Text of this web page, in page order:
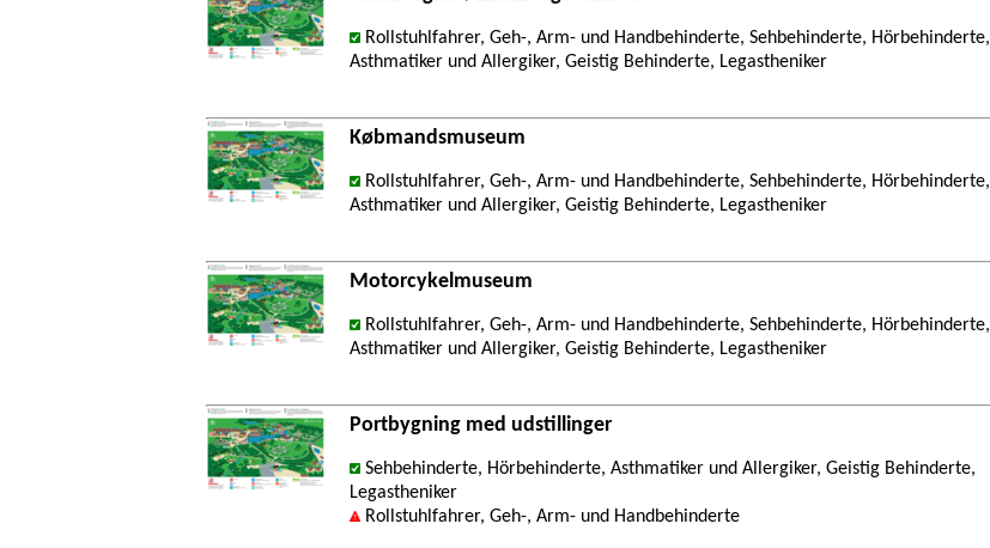
Rollstuhlfahrer, Geh-, Arm- und Handbehinderte, Sehbehinderte, Hörbehinderte,
Asthmatiker und Allergiker, Geistig Behinderte, Legastheniker
Købmandsmuseum
Rollstuhlfahrer, Geh-, Arm- und Handbehinderte, Sehbehinderte, Hörbehinderte,
Asthmatiker und Allergiker, Geistig Behinderte, Legastheniker
Motorcykelmuseum
Rollstuhlfahrer, Geh-, Arm- und Handbehinderte, Sehbehinderte, Hörbehinderte,
Asthmatiker und Allergiker, Geistig Behinderte, Legastheniker
Portbygning med udstillinger
Sehbehinderte, Hörbehinderte, Asthmatiker und Allergiker, Geistig Behinderte,
Legastheniker
Rollstuhlfahrer, Geh-, Arm- und Handbehinderte